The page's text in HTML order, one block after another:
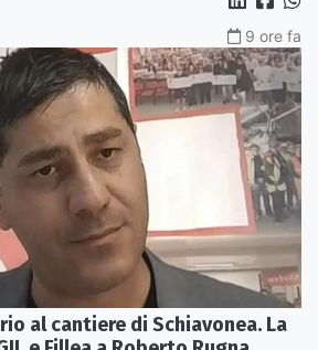
9 ore fa
al cantiere di Schiavonea. La